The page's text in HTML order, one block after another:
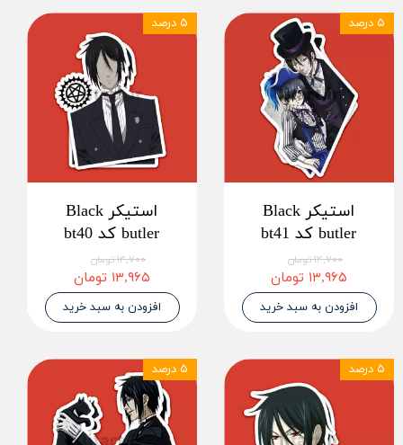
استیکر Black
butler کد bt41
۱۴,۷۰۰ تومان
۱۳,۹۶۵ تومان
افزودن به سبد خرید
۵ درصد
استیکر Black
butler کد bt40
۱۴,۷۰۰ تومان
۱۳,۹۶۵ تومان
افزودن به سبد خرید
۵ درصد
۵ درصد ۵ درصد